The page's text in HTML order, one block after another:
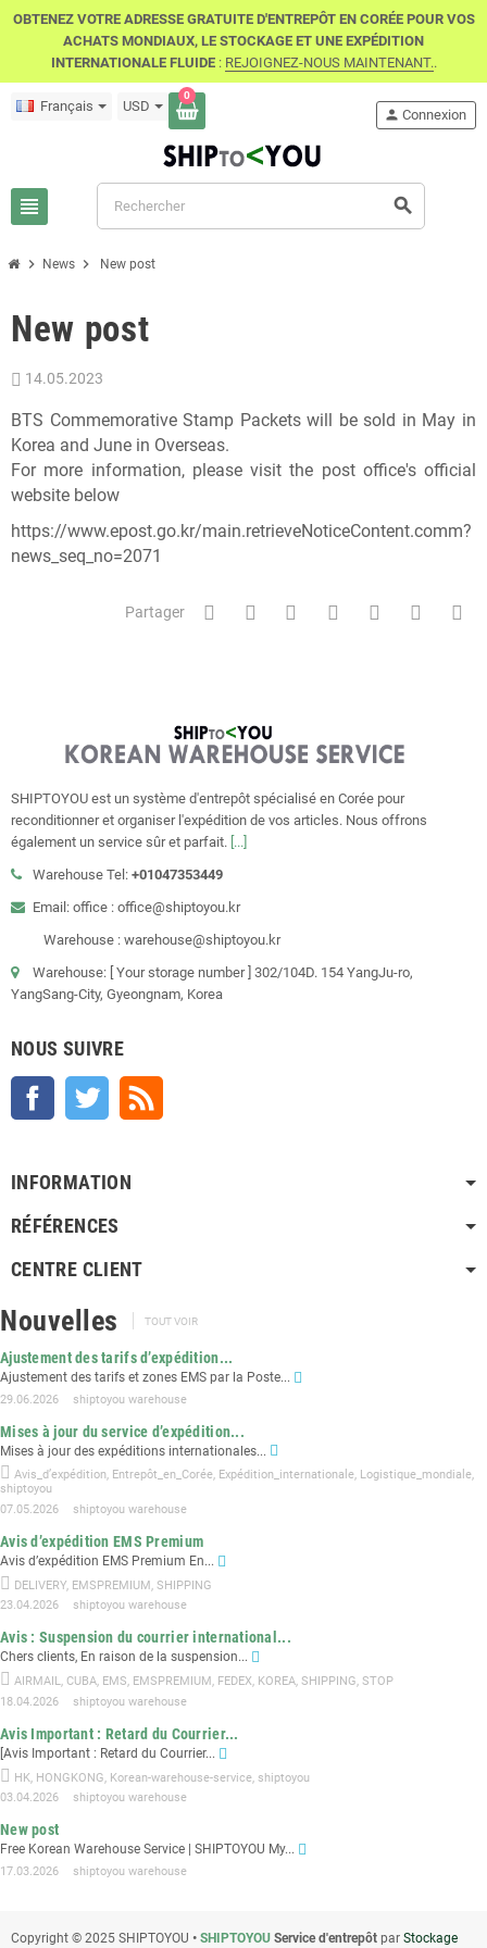
OBTENEZ VOTRE ADRESSE GRATUITE D'ENTREPÔT EN CORÉE POUR VOS
ACHATS MONDIAUX, LE STOCKAGE ET UNE EXPÉDITION
INTERNATIONALE FLUIDE: REJOIGNEZ-NOUS MAINTENANT..
Français USD
0
view_headline search
person Connexion
chevron_right News chevron_right New post
New post
14.05.2023
BTS Commemorative Stamp Packets will be sold in May in
Korea and June in Overseas.
For more information, please visit the post office's official
website below
https://www.epost.go.kr/main.retrieveNoticeContent.comm?
news_seq_no=2071
Partager
SHIPTOYOU est un système d'entrepôt spécialisé en Corée pour
reconditionner et organiser l'expédition de vos articles. Nous offrons
également un service sûr et parfait. [...]
Warehouse Tel: +01047353449
Email: office : office@shiptoyou.kr
Warehouse : warehouse@shiptoyou.kr
Warehouse: [ Your storage number ] 302/104D. 154 YangJu-ro,
YangSang-City, Gyeongnam, Korea
NOUS SUIVRE
Facebook Twitter
INFORMATION
RÉFÉRENCES
CENTRE CLIENT
Nouvelles TOUT VOIR
Ajustement des tarifs d’expédition...
Ajustement des tarifs et zones EMS par la Poste...
29.06.2026 shiptoyou warehouse
Mises à jour du service d’expédition...
Mises à jour des expéditions internationales...
Avis_d’expédition, Entrepôt_en_Corée, Expédition_internationale, Logistique_mondiale,
shiptoyou
07.05.2026
shiptoyou warehouse
Avis d’expédition EMS Premium
Avis d’expédition EMS Premium En...
DELIVERY, EMSPREMIUM, SHIPPING
23.04.2026
shiptoyou warehouse
Avis : Suspension du courrier international...
Chers clients, En raison de la suspension...
AIRMAIL, CUBA, EMS, EMSPREMIUM , FEDEX, KOREA, SHIPPING, STOP
18.04.2026
shiptoyou warehouse
Avis Important : Retard du Courrier...
[Avis Important : Retard du Courrier...
HK, HONGKONG, Korean-warehouse-service, shiptoyou
03.04.2026
shiptoyou warehouse
New post
Free Korean Warehouse Service | SHIPTOYOU My...
17.03.2026 shiptoyou warehouse
Copyright © 2025 SHIPTOYOU • SHIPTOYOU Service d'entrepôt par Stockage